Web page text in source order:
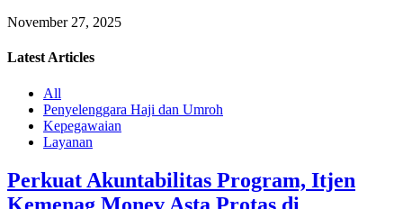
November 27, 2025
Latest Articles
All
Penyelenggara Haji dan Umroh
Kepegawaian
Layanan
Perkuat Akuntabilitas Program, Itjen
Kemenag Monev Asta Protas di